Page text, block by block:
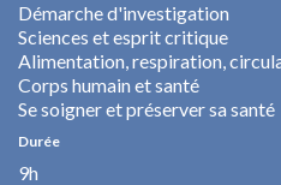
Démarche d'investigation
Sciences et esprit critique
Alimentation, respiration,
Corps humain et santé
Se soigner et préserver sa santé
Durée
9h